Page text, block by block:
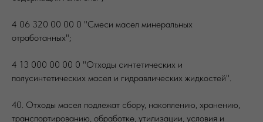
4 06 320 00 00 0 "Смеси масел минеральных
отработанных";
4 13 000 00 00 0 "Отходы синтетических и
полусинтетических масел и гидравлических жидкостей".
40. Отходы масел подлежат сбору, накоплению, хранению,
транспортированию, обработке, утилизации, условия и